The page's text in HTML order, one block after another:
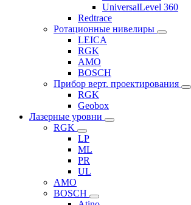
UniversalLevel 360
Redtrace
Ротационные нивелиры
LEICA
RGK
AMO
BOSCH
Прибор верт. проектирования
RGK
Geobox
Лазерные уровни
RGK
LP
ML
PR
UL
AMO
BOSCH